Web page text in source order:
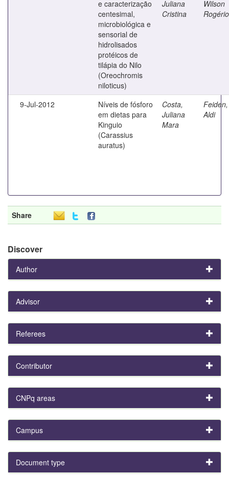
e caracterização
centesimal,
microbiológica e
sensorial de
hidrolisados
protéicos de
tilápia do Nilo
(Oreochromis
niloticus)
Juliana
Cristina
Wilson
Rogério
9-Jul-2012
Níveis de fósforo
em dietas para
Kinguio
(Carassius
auratus)
Costa,
Juliana
Mara
Feiden,
Aldi
Share
Discover
Author
Advisor
Referees
Contributor
CNPq areas
Campus
Document type